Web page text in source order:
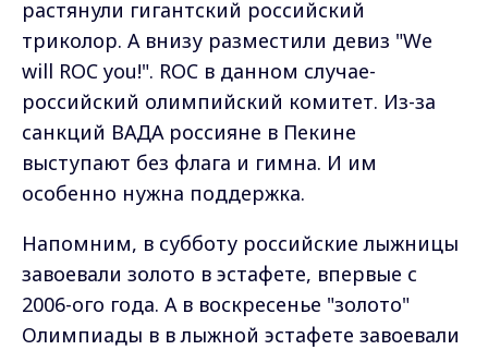
растянули гигантский российский
триколор. А внизу разместили девиз "We
will ROC you!". ROC в данном случае-
российский олимпийский комитет. Из-за
санкций ВАДА россияне в Пекине
выступают без флага и гимна. И им
особенно нужна поддержка.
Напомним, в субботу российские лыжницы
завоевали золото в эстафете, впервые с
2006-ого года. А в воскресенье "золото"
Олимпиады в в лыжной эстафете завоевали